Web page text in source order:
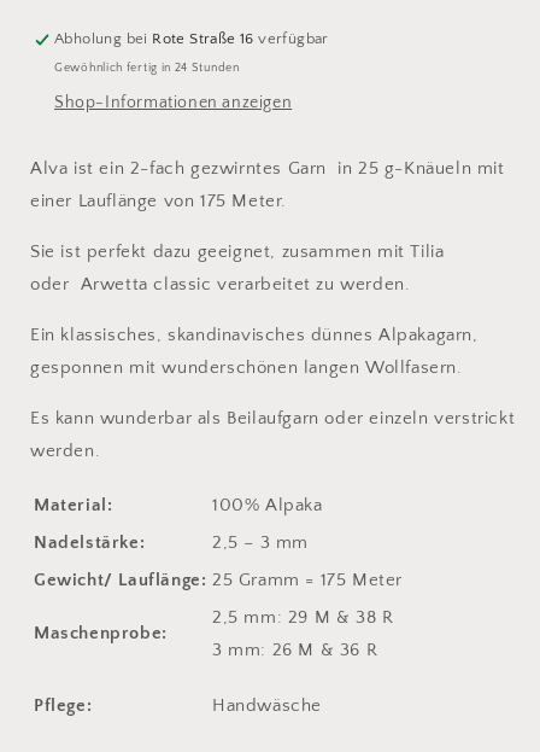
Abholung bei Rote Straße 16 verfügbar
Gewöhnlich fertig in 24 Stunden
Shop-Informationen anzeigen
Alva ist ein 2-fach gezwirntes Garn in25 g-Knäueln mit
einer Lauflänge von 175 Meter.
Sie ist perfekt dazu geeignet, zusammen mit Tilia
oder Arwetta classic verarbeitet zu werden.
Ein klassisches, skandinavisches dünnes Alpakagarn,
gesponnen mit wunderschönen langen Wollfasern.
Es kann wunderbar als Beilaufgarn oder einzeln verstrickt
werden.
Material:
100% Alpaka
Nadelstärke:
2,5 – 3 mm
Gewicht/ Lauflänge: 25 Gramm = 175 Meter
Maschenprobe:
2,5 mm: 29 M & 38 R
3 mm: 26 M & 36 R
Pflege: Handwäsche